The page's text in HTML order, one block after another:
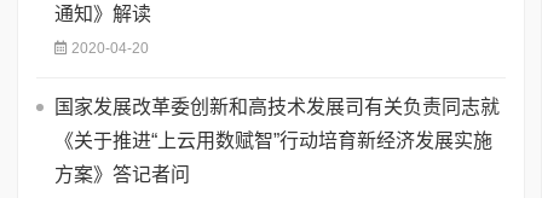
通知》解读
2020-04-20
国家发展改革委创新和高技术发展司有关负责同志就
《关于推进“上云用数赋智”行动培育新经济发展实施
方案》答记者问